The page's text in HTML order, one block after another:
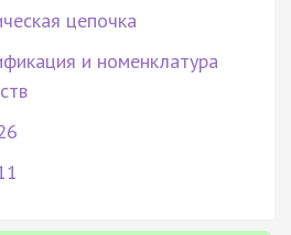
цепочка
и номенклатура